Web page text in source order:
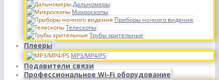
Дальномеры
Микроскопы
Приборы ночного видения
Телескопы
Трубы зрительные
Плееры
MP3/MP4/PS
Подавители связи
Профессиональное Wi-Fi оборудование